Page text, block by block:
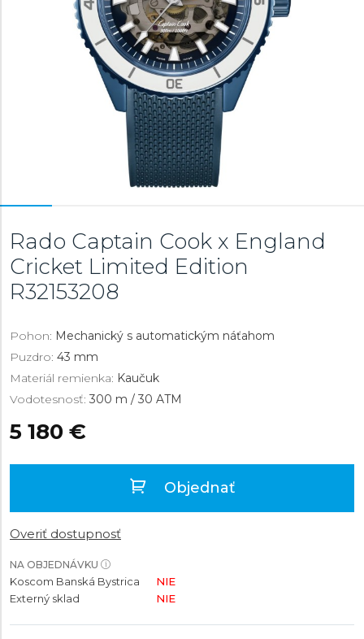
Rado Captain Cook x England
Cricket Limited Edition
R32153208
Pohon: Mechanický s automatickým náťahom
Puzdro: 43 mm
Materiál remienka: Kaučuk
Vodotesnosť: 300 m / 30 ATM
5 180 €
Objednať
Overiť dostupnosť
NA OBJEDNÁVKU
Koscom Banská Bystrica
NIE
Externý sklad
NIE